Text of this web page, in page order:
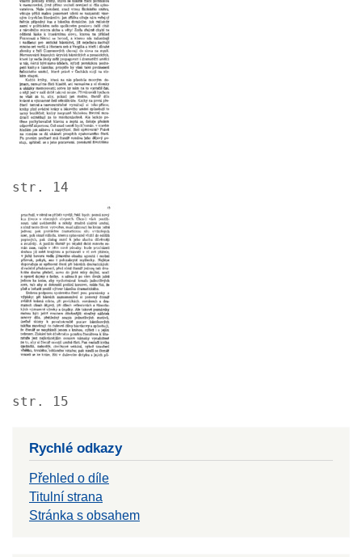
str. 14
str. 15
Rychlé odkazy
Přehled o díle
Titulní strana
Stránka s obsahem